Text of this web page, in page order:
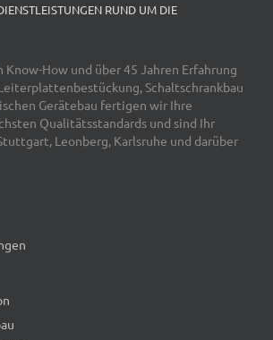
RUND UM DIE
Know-How und über 45 Jahren Erfahrung
Schaltschrankbau
Gerätebau fertigen wir Ihre
Qualitätsstandards und sind Ihr
Leonberg, Karlsruhe und darüber